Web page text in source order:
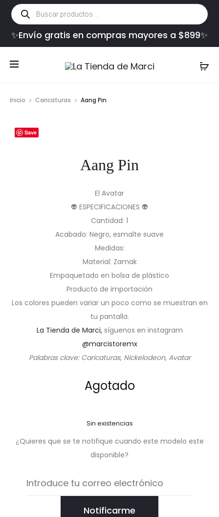
Búsqueda
de
productos
✨Envío gratis en compras mayores a $899✨
Inicio Caricaturas Aang Pin
Save
Aang Pin
El Avatar
👽 ESPECIFICACIONES 👽
Cantidad: 1
Acabado: Negro, esmalte suave
Medidas:
Material: Zamak
Empaquetado en bolsa de plástico
Producto de importación
Los colores pueden variar un poco como se muestran en
tu pantalla.
La Tienda de Marci, síguenos en instagram
@marcistoremx
Palabras clave: Caricaturas, Nickelodeon, Avatar
Agotado
Sin existencias
¿Quieres que se te notifique cuando este modelo este
disponible?
Notificarme